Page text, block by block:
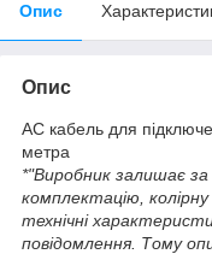
Опис
Опис
AC кабель для
метра
*"Виробник залишає
комплектацію,
технічні
повідомлення. Тому